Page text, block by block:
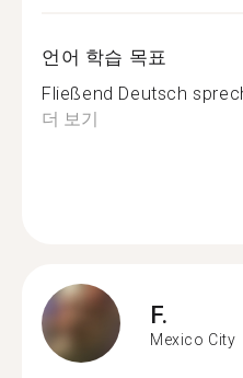
언어 학습 목표
Fließend Deutsch
더 보기
F.
Mexico City